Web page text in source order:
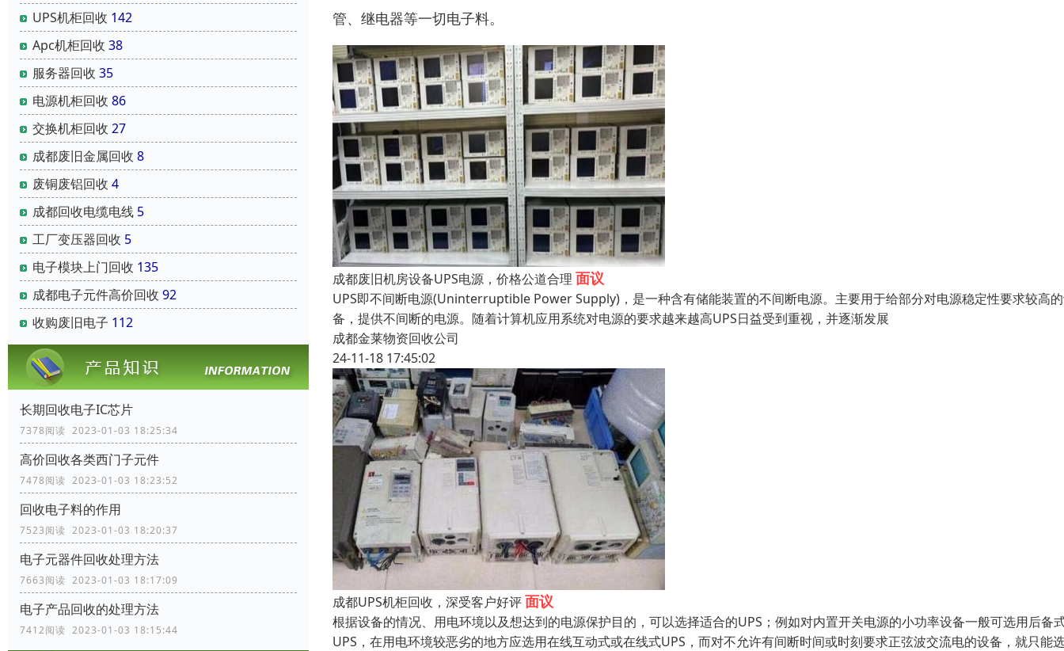
UPS机柜回收 142
Apc机柜回收 38
服务器回收 35
电源机柜回收 86
交换机柜回收 27
成都废旧金属回收 8
废铜废铝回收 4
成都回收电缆电线 5
工厂变压器回收 5
电子模块上门回收 135
成都电子元件高价回收 92
收购废旧电子 112
长期回收电子IC芯片
7378阅读 2023-01-03 18:25:34
高价回收各类西门子元件
7478阅读 2023-01-03 18:23:52
回收电子料的作用
7523阅读 2023-01-03 18:20:37
电子元器件回收处理方法
7663阅读 2023-01-03 18:17:09
电子产品回收的处理方法
7412阅读 2023-01-03 18:15:44
管、继电器等一切电子料。
成都废旧机房设备UPS电源，价格公道合理 面议
UPS即不间断电源(Uninterruptible Power Supply)，是一种含有储能装置的不间断电源。主要用于给部分对电源稳定性要求较高
备，提供不间断的电源。随着计算机应用系统对电源的要求越来越高UPS日益受到重视，并逐渐发展
成都金莱物资回收公司
24-11-18 17:45:02
成都UPS机柜回收，深受客户好评面议
根据设备的情况、用电环境以及想达到的电源保护目的，可以选择适合的UPS；例如对内置开关电源的小功率设备一般可选用后备
UPS，在用电环境较恶劣的地方应选用在线互动式或在线式UPS，而对不允许有间断时间或时刻要求正弦波交流电的设备，就只能